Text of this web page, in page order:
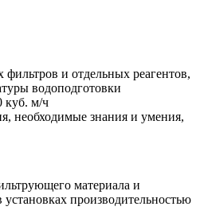
и отдельных реагентов,
водоподготовки
куб. м/ч
необходимые знания и умения,
материала и
установках производительностью